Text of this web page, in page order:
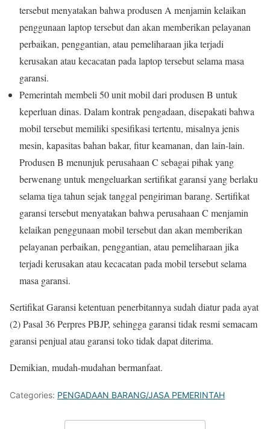
tersebut menyatakan bahwa produsen A menjamin kelaikan
penggunaan laptop tersebut dan akan memberikan pelayanan
perbaikan, penggantian, atau pemeliharaan jika terjadi
kerusakan atau kecacatan pada laptop tersebut selama masa
garansi.
Pemerintah membeli 50 unit mobil dari produsen B untuk
keperluan dinas. Dalam kontrak pengadaan, disepakati bahwa
mobil tersebut memiliki spesifikasi tertentu, misalnya jenis
mesin, kapasitas bahan bakar, fitur keamanan, dan lain-lain.
Produsen B menunjuk perusahaan C sebagai pihak yang
berwenang untuk mengeluarkan sertifikat garansi yang berlaku
selama tiga tahun sejak tanggal pengiriman barang. Sertifikat
garansi tersebut menyatakan bahwa perusahaan C menjamin
kelaikan penggunaan mobil tersebut dan akan memberikan
pelayanan perbaikan, penggantian, atau pemeliharaan jika
terjadi kerusakan atau kecacatan pada mobil tersebut selama
masa garansi.
Sertifikat Garansi ketentuan penerbitannya sudah diatur pada ayat
(2) Pasal 36 Perpres PBJP, sehingga garansi tidak resmi semacam
garansi penjual atau garansi toko tidak dapat diterima.
Demikian, mudah-mudahan bermanfaat.
Categories: PENGADAAN BARANG/JASA PEMERINTAH